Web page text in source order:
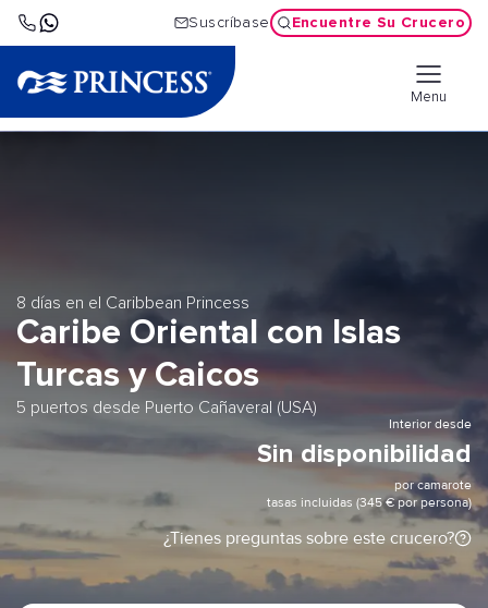
Suscríbase Encuentre Su Crucero
Menu
8 días en el Caribbean Princess
Caribe Oriental con Islas
Turcas y Caicos
5 puertos desde Puerto Cañaveral (USA)
Interior desde
Sin disponibilidad
por camarote
tasas incluidas (345 € por persona)
¿Tienes preguntas sobre este crucero?